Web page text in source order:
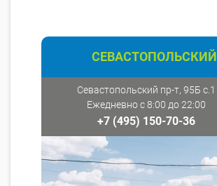
СЕВАСТОПОЛЬСКИЙ
Севастопольский пр-т, 95Б с.1
Ежедневно с 8:00 до 22:00
+7 (495) 150-70-36